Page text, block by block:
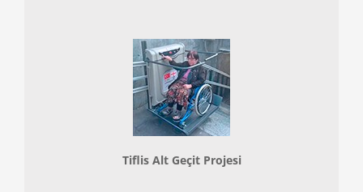
Tiflis Alt Geçit Projesi